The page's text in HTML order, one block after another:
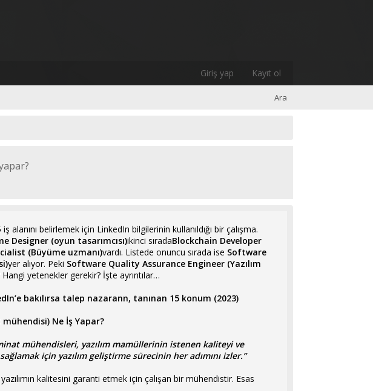
Giriş yap Kayıt ol
Ara
belirlemek için LinkedIn bilgilerinin kullanıldığı bir çalışma.
Designer (oyun tasarımcısı)ikinci sıradaBlockchain Developer
(Büyüme uzmanı)vardı. Listede onuncu sırada ise Software
yer alıyor. Peki Software Quality Assurance Engineer (Yazılım
Hangi yetenekler gerekir? İşte ayrıntılar…
bakılırsa talep nazarann, tanınan 15 konum (2023)
Ne İş Yapar?
mühendisleri, yazılım mamüllerinin istenen kaliteyi ve
için yazılım geliştirme sürecinin her adımını izler.”
kalitesini garanti etmek için çalışan bir mühendistir. Esas